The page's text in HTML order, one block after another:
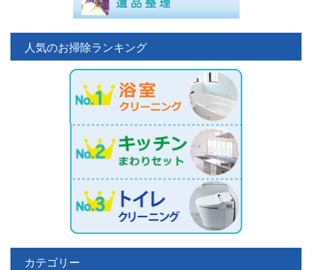
人気のお掃除ランキング
カテゴリー